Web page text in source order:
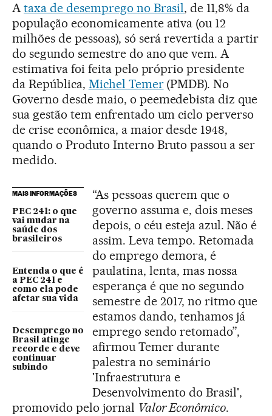
Ataxa de desemprego no Brasil, de 11,8% da
população economicamente ativa (ou 12
milhões de pessoas), só será revertida a partir
do segundo semestre do ano que vem. A
estimativa foi feita pelo próprio presidente
da República, Michel Temer(PMDB). No
Governo desde maio, o peemedebista diz que
sua gestão tem enfrentado um ciclo perverso
de crise econômica, a maior desde 1948,
quando o Produto Interno Bruto passou a ser
medido.
MAIS INFORMAÇÕES
PEC 241: o que
vai mudar na
saúde dos
brasileiros
Entenda o que é
a PEC 241 e
como ela pode
afetar sua vida
Desemprego no
Brasil atinge
recorde e deve
continuar
subindo
“As pessoas querem que o
governo assuma e, dois meses
depois, o céu esteja azul. Não é
assim. Leva tempo. Retomada
do emprego demora, é
paulatina, lenta, mas nossa
esperança é que no segundo
semestre de 2017, no ritmo que
estamos dando, tenhamos já
emprego sendo retomado”,
afirmou Temer durante
palestra no seminário
'Infraestrutura e
Desenvolvimento do Brasil',
promovido pelo jornal Valor Econômico.